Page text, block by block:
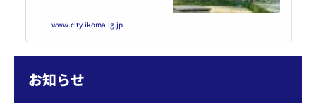
ただけます。是非ご参加くださ
い！
www.city.ikoma.lg.jp
お知らせ